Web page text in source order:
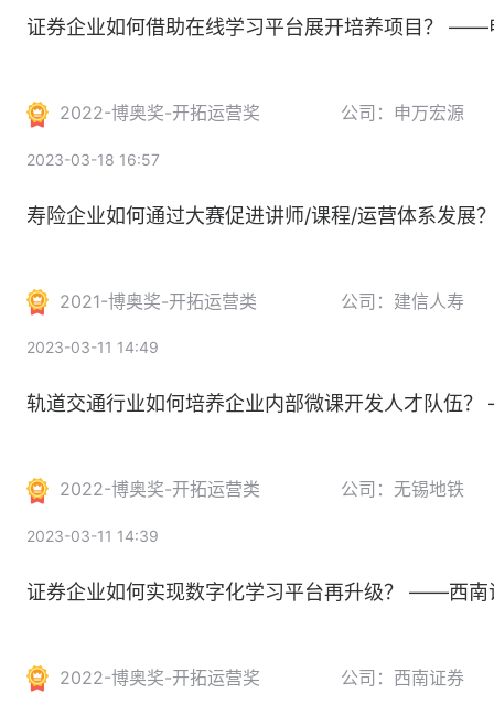
证券企业如何借助在线学习平台展开培养项目？ ——
2022-博奥奖-开拓运营奖 公司：申万宏源
2023-03-18 16:57
寿险企业如何通过大赛促进讲师/课程/运营体系发
2021-博奥奖-开拓运营类 公司：建信人寿
2023-03-11 14:49
轨道交通行业如何培养企业内部微课开发人才队伍
2022-博奥奖-开拓运营类 公司：无锡地铁
2023-03-11 14:39
证券企业如何实现数字化学习平台再升级？ ——西
2022-博奥奖-开拓运营奖 公司：西南证券